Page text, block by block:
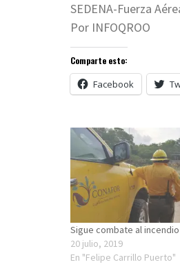
SEDENA-Fuerza
Por INFOQROO
Comparte esto:
Facebook
Sigue combate al
20 julio, 2019
En "Felipe Carrillo Puerto"